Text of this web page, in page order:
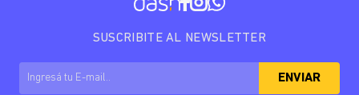
SUSCRIBITE AL NEWSLETTER
ENVIAR